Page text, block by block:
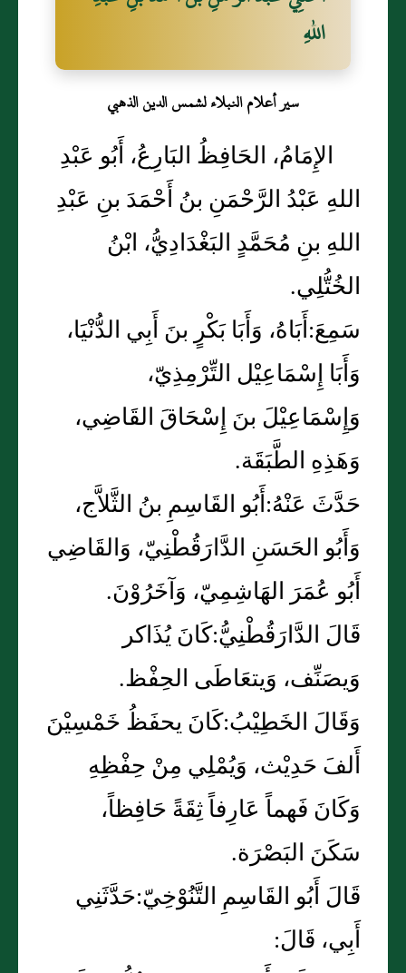
اللهِ
سير أعلام النبلاء لشمس الدين الذهبي
الإِمَامُ، الحَافِظُ البَارِعُ، أَبُو عَبْدِ
اللهِ عَبْدُ الرَّحْمَنِ بنُ أَحْمَدَ بنِ عَبْدِ
اللهِ بنِ مُحَمَّدٍ البَغْدَادِيُّ، ابْنُ
الخُتُّلِي.
سَمِعَ:أَبَاهُ، وَأَبَا بَكْرٍ بنَ أَبِي الدُّنْيَا،
وَأَبَا إِسْمَاعِيْل التِّرْمِذِيّ،
وَإِسْمَاعِيْلَ بنَ إِسْحَاقَ القَاضِي،
وَهَذِهِ الطَّبَقَة.
حَدَّثَ عَنْهُ:أَبُو القَاسِمِ بنُ الثَّلاَّج،
وَأَبُو الحَسَنِ الدَّارَقُطْنِيّ، وَالقَاضِي
أَبُو عُمَرَ الهَاشِمِيّ، وَآخَرُوْنَ.
قَالَ الدَّارَقُطْنِيُّ:كَانَ يُذَاكر
وَيصَنِّف، وَيتعَاطَى الحِفْظ.
وَقَالَ الخَطِيْبُ:كَانَ يحفَظُ خَمْسِيْنَ
أَلفَ حَدِيْث، وَيُمْلِي مِنْ حِفْظِهِ
وَكَانَ فَهماً عَارِفاً ثِقَةً حَافِظاً،
سَكَنَ البَصْرَة.
قَالَ أَبُو القَاسِمِ التَّنُوْخِيّ:حَدَّثَنِي
أَبِي، قَالَ: